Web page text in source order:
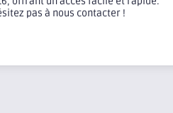
pas à nous contacter !